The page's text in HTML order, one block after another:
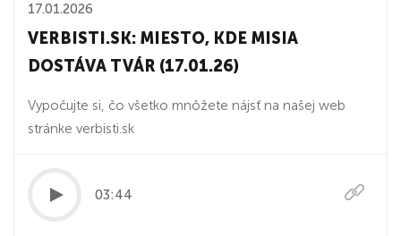
17.01.2026
VERBISTI.SK: MIESTO, KDE MISIA
DOSTÁVA TVÁR (17.01.26)
Vypočujte si, čo všetko mnôžete nájsť na našej web
stránke verbisti.sk
03:44